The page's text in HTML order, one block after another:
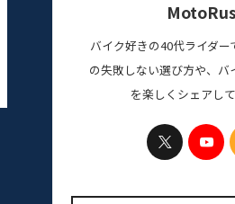
バイク好きの40代ライダー
の失敗しない選び方や、バ
を楽しくシェアして